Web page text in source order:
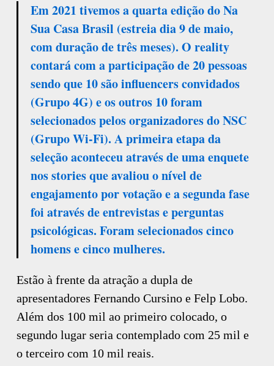
Em 2021 tivemos a quarta edição do Na
Sua Casa Brasil (estreia dia 9 de maio,
com duração de três meses). O reality
contará com a participação de 20 pessoas
sendo que 10 são influencers convidados
(Grupo 4G) e os outros 10 foram
selecionados pelos organizadores do NSC
(Grupo Wi-Fi). A primeira etapa da
seleção aconteceu através de uma enquete
nos stories que avaliou o nível de
engajamento por votação e a segunda fase
foi através de entrevistas e perguntas
psicológicas. Foram selecionados cinco
homens e cinco mulheres.
Estão à frente da atração a dupla de
apresentadores Fernando Cursino e Felp Lobo.
Além dos 100 mil ao primeiro colocado, o
segundo lugar seria contemplado com 25 mil e
o terceiro com 10 mil reais.